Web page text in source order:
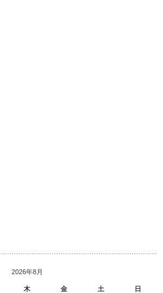
2026年8月
木 金 土 日